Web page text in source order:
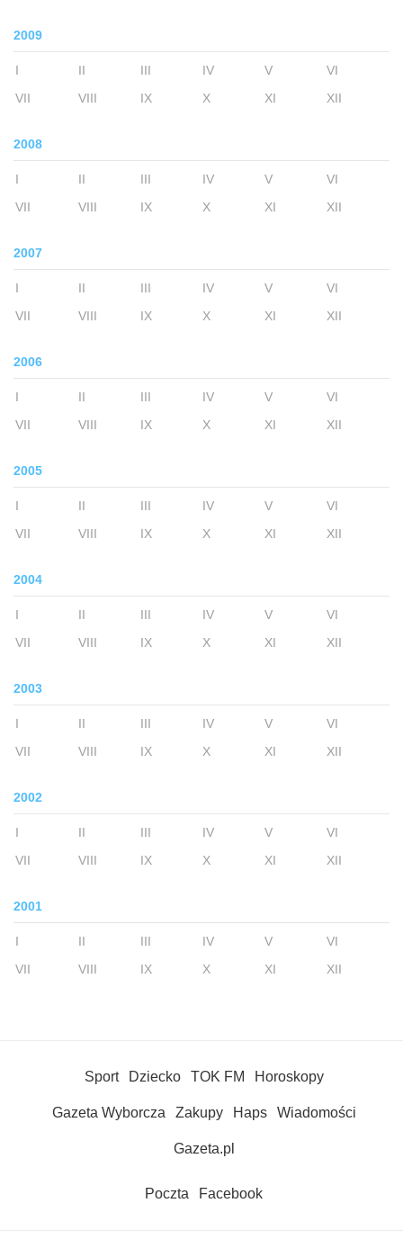
2009
I II III IV V
VI
VII
VIII IX X XI XII
2008
I II III IV V
VI
VII
VIII IX X XI XII
2007
I II III IV V
VI
VII
VIII IX X XI XII
2006
I II III IV V
VI
VII
VIII IX X XI XII
2005
I II III IV V
VI
VII
VIII IX X XI XII
2004
I II III IV V
VI
VII
VIII IX X XI XII
2003
I II III IV V
VI
VII
VIII IX X XI XII
2002
I II III IV V
VI
VII
VIII IX X XI XII
2001
I II III IV V
VI
VII
VIII IX X XI XII
Sport Dziecko TOK FM Horoskopy
Gazeta Wyborcza Zakupy Haps Wiadomości
Gazeta.pl
Poczta Facebook